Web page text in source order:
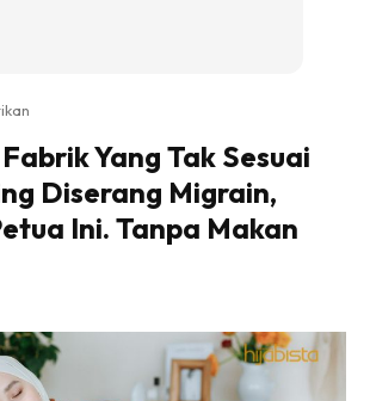
Yang Tak Sesuai
Diserang Migrain,
Ini. Tanpa Makan